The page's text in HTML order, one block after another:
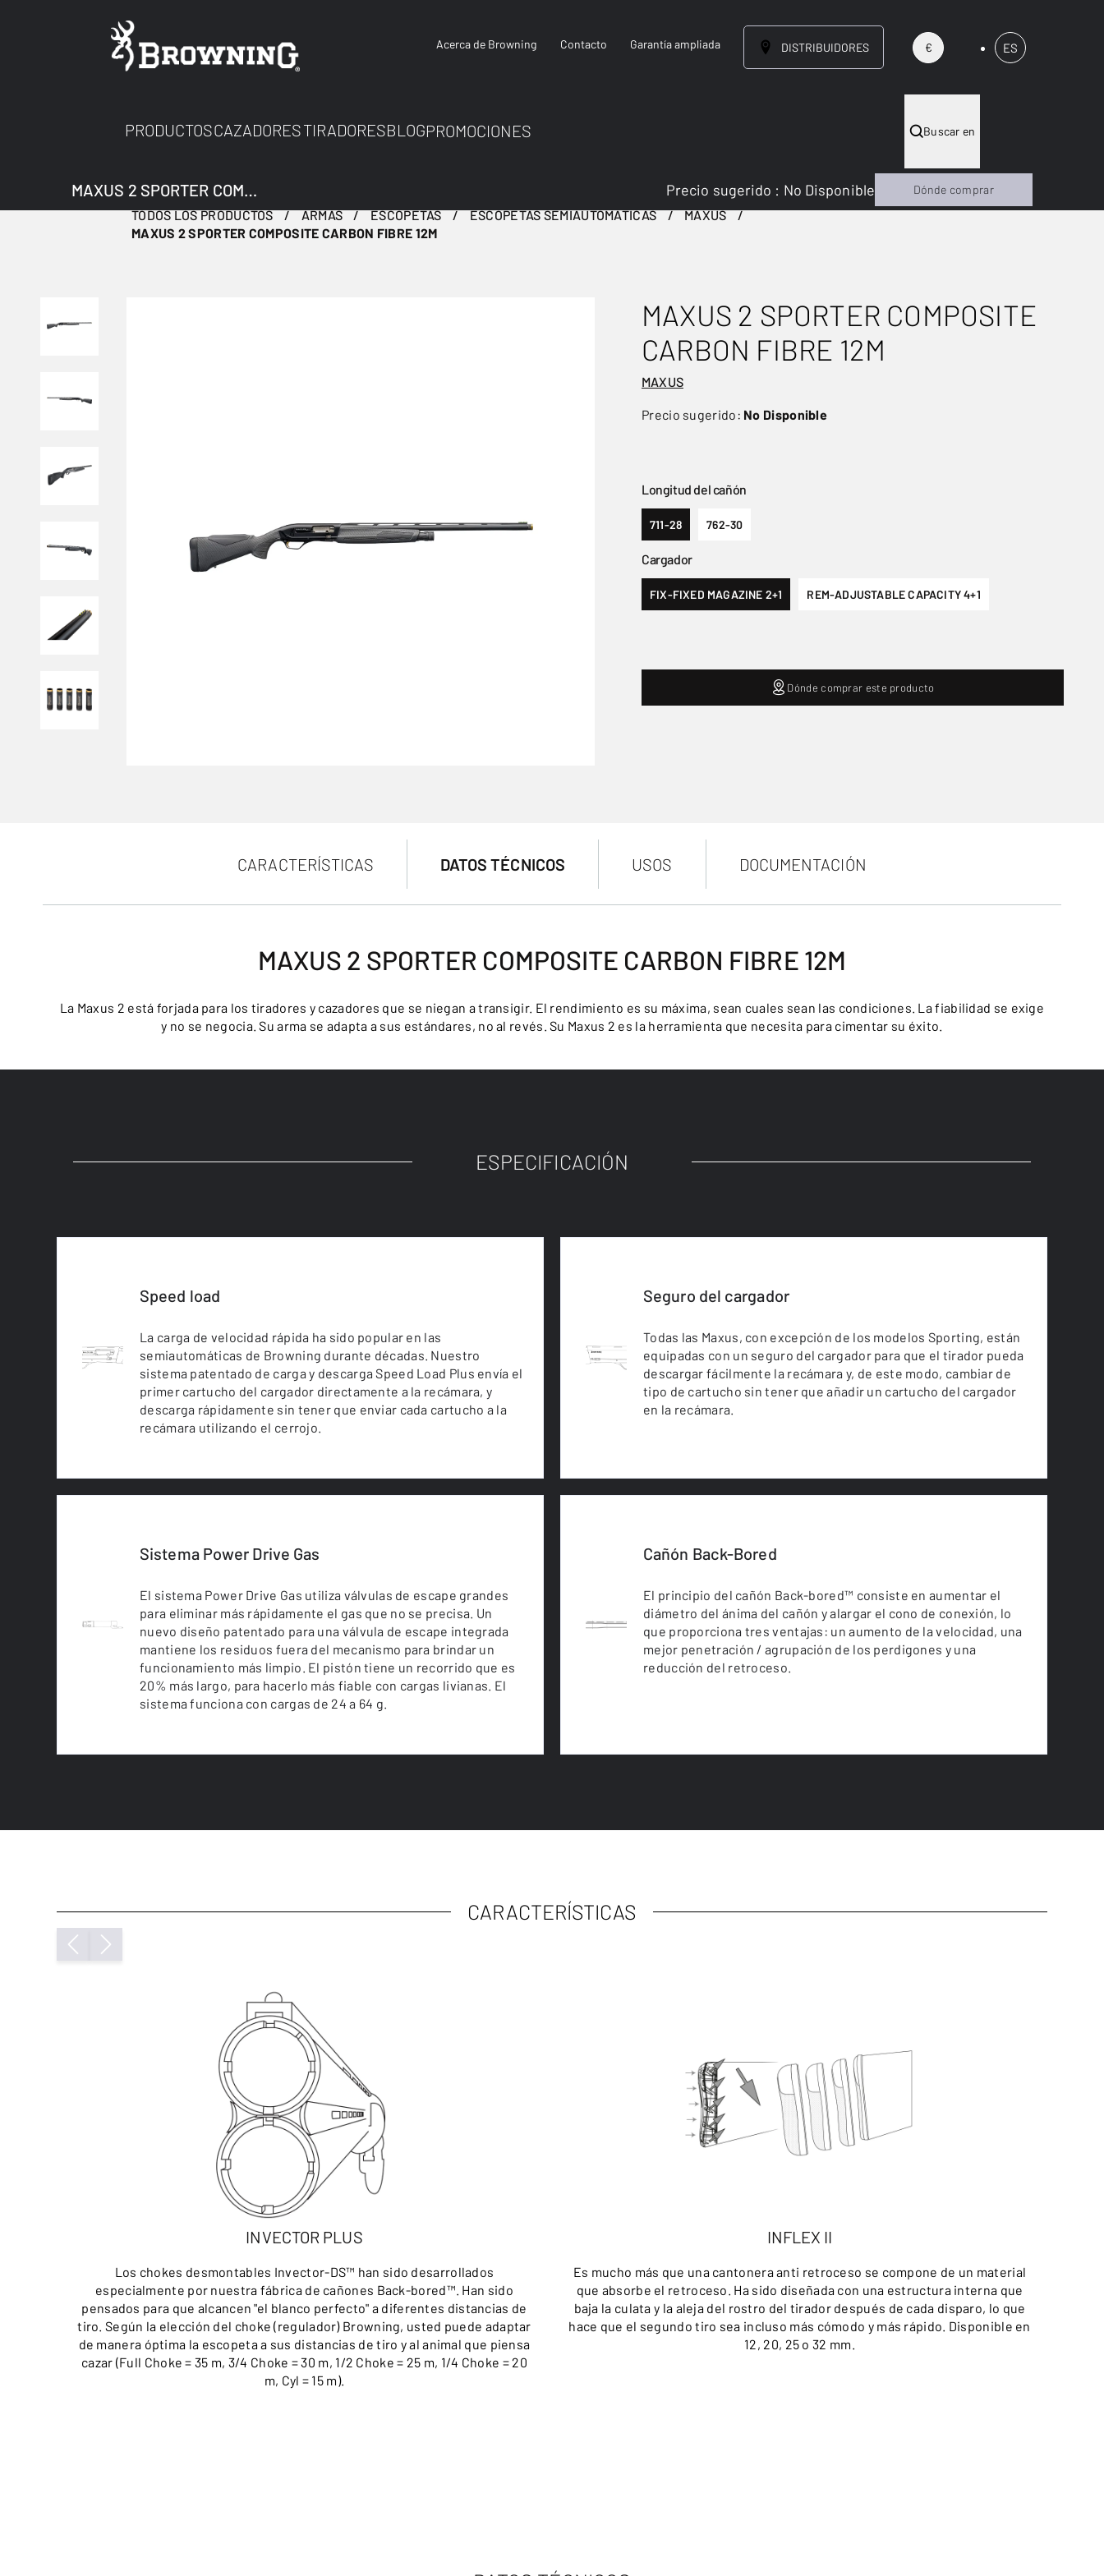
Acerca de Browning Contacto Garantía ampliada DISTRIBUIDORES € ES
PRODUCTOSCAZADORESTIRADORESBLOGPROMOCIONES Buscar en
TODOS LOS PRODUCTOS ARMAS ESCOPETAS ESCOPETAS SEMIAUTOMÁTICAS
MAXUS
MAXUS 2 SPORTER COMPOSITE CARBON FIBRE 12M
MAXUS 2 SPORTER COMPOSITE
CARBON FIBRE 12M
MAXUS
Precio sugerido: No Disponible
Longitud del cañón
711-28 762-30
Cargador
FIX-FIXED MAGAZINE 2+1 REM-ADJUSTABLE CAPACITY 4+1
MAXUS 2 SPORTER COMPOSITE CARBON FIBRE 12M Precio sugerido : No Disponible Dónde comprar
Dónde comprar este producto
CARACTERÍSTICAS DATOS TÉCNICOS USOS DOCUMENTACIÓN
MAXUS 2 SPORTER COMPOSITE CARBON FIBRE 12M
La Maxus 2 está forjada para los tiradores y cazadores que se niegan a transigir. El rendimiento es su máxima, sean cuales sean las condiciones. La fiabilidad se exige
y no se negocia. Su arma se adapta a sus estándares, no al revés. Su Maxus 2 es la herramienta que necesita para cimentar su éxito.
ESPECIFICACIÓN
Speed load
La carga de velocidad rápida ha sido popular en las
semiautomáticas de Browning durante décadas. Nuestro
sistema patentado de carga y descarga Speed Load Plus envía el
primer cartucho del cargador directamente a la recámara, y
descarga rápidamente sin tener que enviar cada cartucho a la
recámara utilizando el cerrojo.
Seguro del cargador
Todas las Maxus, con excepción de los modelos Sporting, están
equipadas con un seguro del cargador para que el tirador pueda
descargar fácilmente la recámara y, de este modo, cambiar de
tipo de cartucho sin tener que añadir un cartucho del cargador
en la recámara.
Sistema Power Drive Gas
El sistema Power Drive Gas utiliza válvulas de escape grandes
para eliminar más rápidamente el gas que no se precisa. Un
nuevo diseño patentado para una válvula de escape integrada
mantiene los residuos fuera del mecanismo para brindar un
funcionamiento más limpio. El pistón tiene un recorrido que es
20% más largo, para hacerlo más fiable con cargas livianas. El
sistema funciona con cargas de 24 a 64 g.
Cañón Back-Bored
El principio del cañón Back-bored™ consiste en aumentar el
diámetro del ánima del cañón y alargar el cono de conexión, lo
que proporciona tres ventajas: un aumento de la velocidad, una
mejor penetración / agrupación de los perdigones y una
reducción del retroceso.
CARACTERÍSTICAS
INVECTOR PLUS
Los chokes desmontables Invector-DS™ han sido desarrollados
especialmente por nuestra fábrica de cañones Back-bored™. Han sido
pensados para que alcancen "el blanco perfecto" a diferentes distancias de
tiro. Según la elección del choke (regulador) Browning, usted puede adaptar
de manera óptima la escopeta a sus distancias de tiro y al animal que piensa
cazar (Full Choke = 35 m, 3/4 Choke = 30 m, 1/2 Choke = 25 m, 1/4 Choke = 20
m, Cyl = 15 m).
INFLEX II
Es mucho más que una cantonera anti retroceso se compone de un material
que absorbe el retroceso. Ha sido diseñada con una estructura interna que
baja la culata y la aleja del rostro del tirador después de cada disparo, lo que
hace que el segundo tiro sea incluso más cómodo y más rápido. Disponible en
12, 20, 25 o 32 mm.